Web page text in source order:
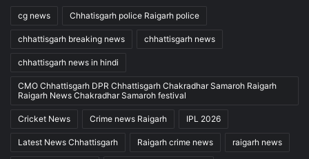
cg news Chhatisgarh police Raigarh police
chhattisgarh breaking news chhattisgarh news
chhattisgarh news in hindi
CMO Chhattisgarh DPR Chhattisgarh Chakradhar Samaroh Raigarh
Raigarh News Chakradhar Samaroh festival
Cricket News Crime news Raigarh IPL 2026
Latest News Chhattisgarh Raigarh crime news raigarh news